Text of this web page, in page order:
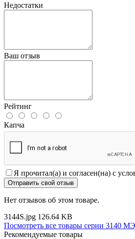
Недостатки
Ваш отзыв
Рейтинг
Капча
Я прочитал(а) и согласен(на) с
Отправить свой отзыв
Нет отзывов об этом товаре.
3144S.jpg 126.64 KB
Посмотреть все товары серии 3140
Рекомендуемые товары